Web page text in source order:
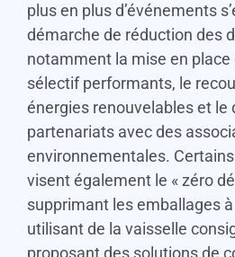
plus en plus d’événements
démarche de réduction des
notamment la mise en
sélectif performants, le
énergies renouvelables et le
partenariats avec des
environnementales.
visent également le « zéro
supprimant les emballages
utilisant de la vaisselle
proposant des solutions de